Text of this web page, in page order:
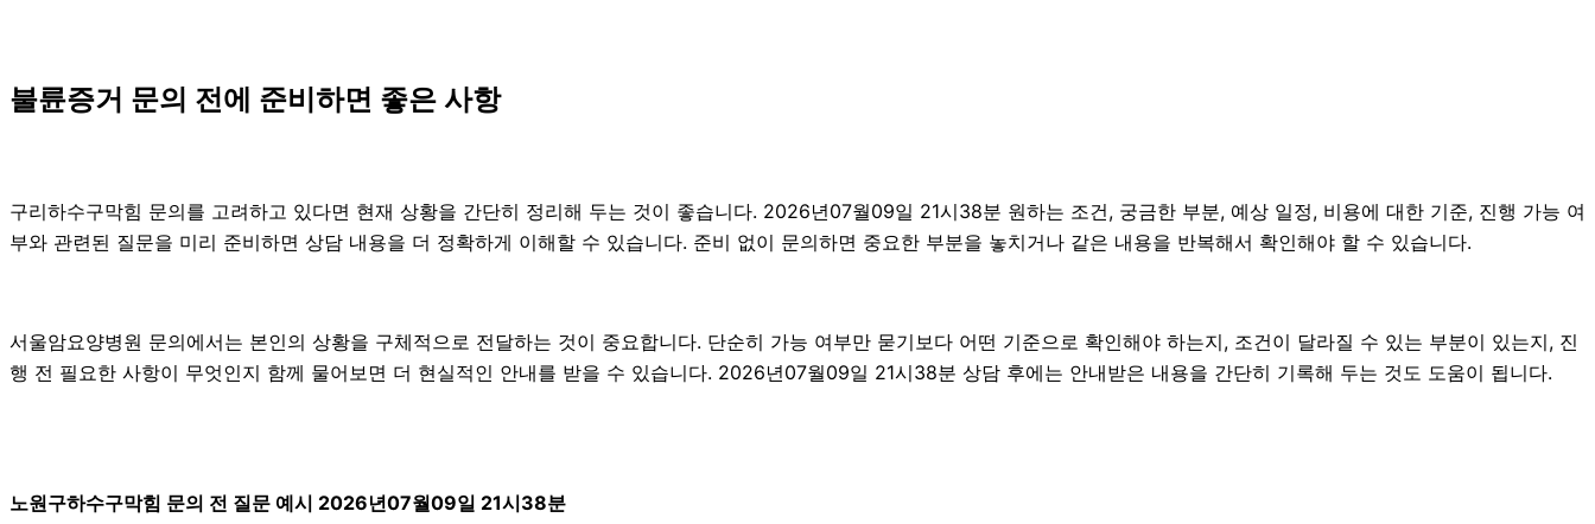
불륜증거 문의 전에 준비하면 좋은 사항
구리하수구막힘 문의를 고려하고 있다면 현재 상황을 간단히 정리해 두는 것이 좋습니다. 2026년07월09일 21시38분 원하는 조건, 궁금한 부분, 예상 일정, 비용에 대한 기준, 진행 가능 여
부와 관련된 질문을 미리 준비하면 상담 내용을 더 정확하게 이해할 수 있습니다. 준비 없이 문의하면 중요한 부분을 놓치거나 같은 내용을 반복해서 확인해야 할 수 있습니다.
서울암요양병원 문의에서는 본인의 상황을 구체적으로 전달하는 것이 중요합니다. 단순히 가능 여부만 묻기보다 어떤 기준으로 확인해야 하는지, 조건이 달라질 수 있는 부분이 있는지, 진
행 전 필요한 사항이 무엇인지 함께 물어보면 더 현실적인 안내를 받을 수 있습니다. 2026년07월09일 21시38분 상담 후에는 안내받은 내용을 간단히 기록해 두는 것도 도움이 됩니다.
노원구하수구막힘 문의 전 질문 예시 2026년07월09일 21시38분